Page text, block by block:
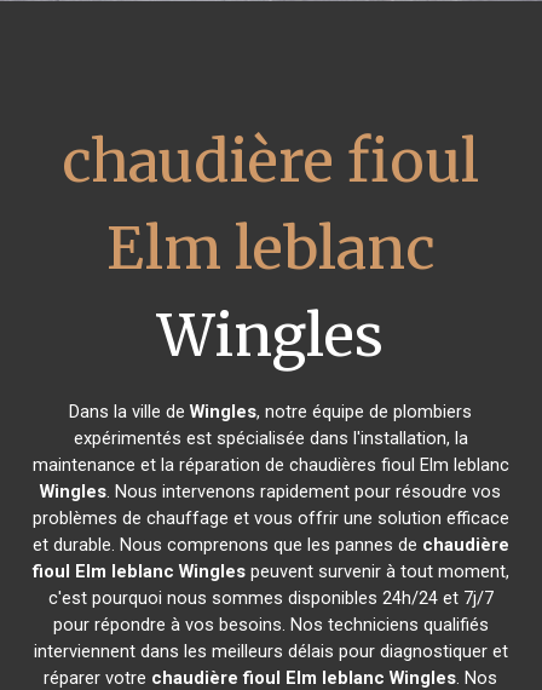
chaudière fioul
Elm leblanc
Wingles
Dans la ville deWingles, notre équipe de plombiers
expérimentés est spécialisée dans l'installation, la
maintenance et la réparation de chaudières fioul Elm leblanc
Wingles. Nous intervenons rapidement pour résoudre vos
problèmes de chauffage et vous offrir une solution efficace
et durable. Nous comprenons que les pannes de chaudière
fioul Elm leblanc Winglespeuvent survenir à tout moment,
c'est pourquoi nous sommes disponibles 24h/24 et 7j/7
pour répondre à vos besoins. Nos techniciens qualifiés
interviennent dans les meilleurs délais pour diagnostiquer et
réparer votre chaudière fioul Elm leblanc Wingles. Nos